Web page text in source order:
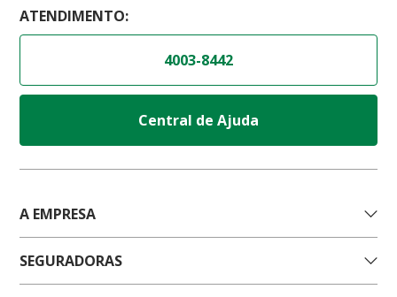
ATENDIMENTO:
4003-8442
Central de Ajuda
A EMPRESA
SEGURADORAS